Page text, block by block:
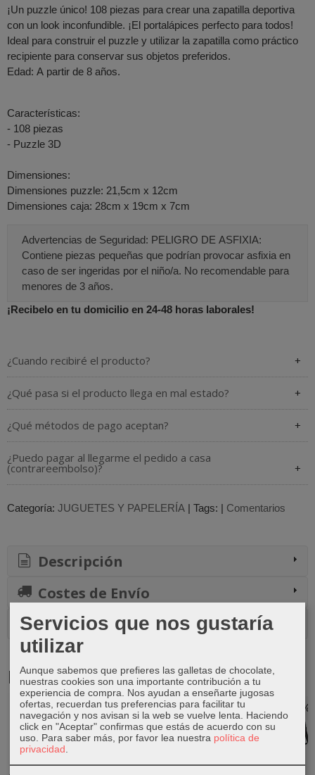
¡Un puzzle único! 108 piezas para crear una zapatilla deportiva
con un look inconfundible. ¡El portalápices perfecto para todos!
Ideal para construir el puzzle y utilizar la zapatilla como práctico
recipiente para conservar sus objetos preferidos.
Edad: A partir de 8 años.
Características:
- 108 piezas
- Puzzle 3D
Dimensiones:
Dimensiones puzzle: 21,5cm x 12cm
Dimensiones caja: 28cm x 19cm x 7cm
Advertencias de Seguridad: PELIGRO DE ASFIXIA:
Contiene piezas pequeñas que podrían provocar asfixia en
caso de ser ingeridas por el niño/a. No recomendable para
menores de 3 años.
¡Recibelo en tu domicilio en 24-48 horas laborales!
¿Cuando recibiré el producto?
¿Qué pasa si el producto llega en mal estado?
¿Qué métodos de pago aceptan?
¿Puedo pagar al llegarme el pedido a casa
(contrareembolso)?
Categoría: JUGUETES Y PAPELERÍA | Tags: | Comentarios
Descripción
Costes de Envío
Comentarios
Productos Relacionados
-20 % -20 % -20 % -20 %
Servicios que nos gustaría
utilizar
Aunque sabemos que prefieres las galletas de chocolate,
nuestras cookies son una importante contribución a tu
experiencia de compra. Nos ayudan a enseñarte jugosas
ofertas, recuerdan tus preferencias para facilitar tu
navegación y nos avisan si la web se vuelve lenta. Haciendo
click en "Aceptar" confirmas que estás de acuerdo con su
uso. Para saber más, por favor lea nuestra política de
privacidad